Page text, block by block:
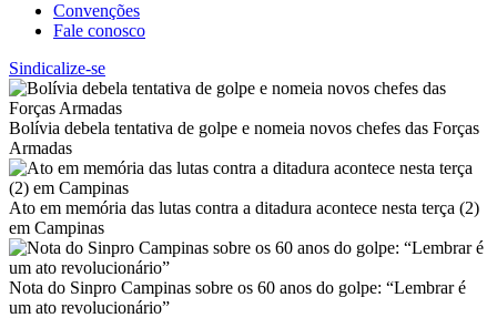
Convenções
Fale conosco
Sindicalize-se
Bolívia debela tentativa de golpe e nomeia novos chefes das Forças
Armadas
Ato em memória das lutas contra a ditadura acontece nesta terça (2)
em Campinas
Nota do Sinpro Campinas sobre os 60 anos do golpe: “Lembrar é
um ato revolucionário”